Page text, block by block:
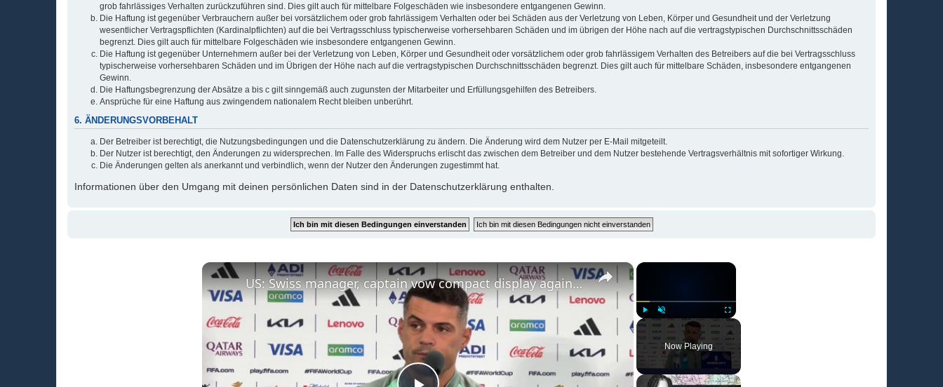
grob fahrlässiges Verhalten zurückzuführen sind. Dies gilt auch für mittelbare Folgeschäden wie insbesondere entgangenen Gewinn.
Die Haftung ist gegenüber Verbrauchern außer bei vorsätzlichem oder grob fahrlässigem Verhalten oder bei Schäden aus der Verletzung von Leben, Körper und Gesundheit und der Verletzung
wesentlicher Vertragspflichten (Kardinalpflichten) auf die bei Vertragsschluss typischerweise vorhersehbaren Schäden und im übrigen der Höhe nach auf die vertragstypischen Durchschnittsschäden
begrenzt. Dies gilt auch für mittelbare Folgeschäden wie insbesondere entgangenen Gewinn.
Die Haftung ist gegenüber Unternehmern außer bei der Verletzung von Leben, Körper und Gesundheit oder vorsätzlichem oder grob fahrlässigem Verhalten des Betreibers auf die bei Vertragsschluss
typischerweise vorhersehbaren Schäden und im Übrigen der Höhe nach auf die vertragstypischen Durchschnittsschäden begrenzt. Dies gilt auch für mittelbare Schäden, insbesondere entgangenen
Gewinn.
Die Haftungsbegrenzung der Absätze a bis c gilt sinngemäß auch zugunsten der Mitarbeiter und Erfüllungsgehilfen des Betreibers.
Ansprüche für eine Haftung aus zwingendem nationalem Recht bleiben unberührt.
6. ÄNDERUNGSVORBEHALT
Der Betreiber ist berechtigt, die Nutzungsbedingungen und die Datenschutzerklärung zu ändern. Die Änderung wird dem Nutzer per E-Mail mitgeteilt.
Der Nutzer ist berechtigt, den Änderungen zu widersprechen. Im Falle des Widerspruchs erlischt das zwischen dem Betreiber und dem Nutzer bestehende Vertragsverhältnis mit sofortiger Wirkung.
Die Änderungen gelten als anerkannt und verbindlich, wenn der Nutzer den Änderungen zugestimmt hat.
Informationen über den Umgang mit deinen persönlichen Daten sind in der Datenschutzerklärung enthalten.
×
Play Unmute Fullscreen
Now Playing
×
US: Swiss manager, captain vow compact display against Argentina in World Cup showdown.